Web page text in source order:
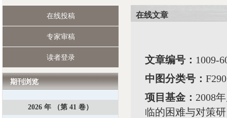
在线文章
文章编号： 1009-
中图分类号：
项目基金： 2008
临的困难与对策
在线投稿
专家审稿
读者登录
期刊浏览
2026 年 （第 41 卷）